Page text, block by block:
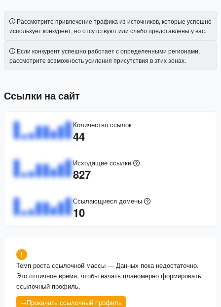
Рассмотрите привлечение трафика из источников, которые успешно
использует конкурент, но отсутствуют или слабо представлены у вас.
Если конкурент успешно работает с определенными регионами,
рассмотрите возможность усиления присутствия в этих зонах.
Ссылки на сайт
Количество ссылок
44
Исходящие ссылки
827
Ссылающиеся домены
10
Темп роста ссылочной массы — Данных пока недостаточно.
Это отличное время, чтобы начать планомерно формировать
ссылочный профиль.
→Прокачать ссылочный профиль